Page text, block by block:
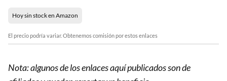
Hoy sin stock en Amazon
El precio podría variar. Obtenemos comisión por estos enlaces
Nota: algunos de los enlaces aquí publicados son de